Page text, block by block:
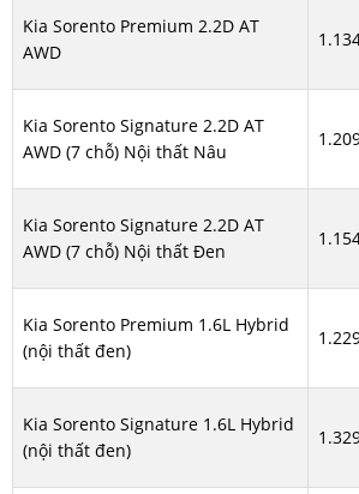
Kia Sorento Premium 2.2D AT
AWD
Kia Sorento Signature 2.2D AT
AWD (7 chỗ) Nội thất Nâu
Kia Sorento Signature 2.2D AT
AWD (7 chỗ) Nội thất Đen
Kia Sorento Premium 1.6L Hybrid
(nội thất đen)
Kia Sorento Signature 1.6L Hybrid
(nội thất đen)